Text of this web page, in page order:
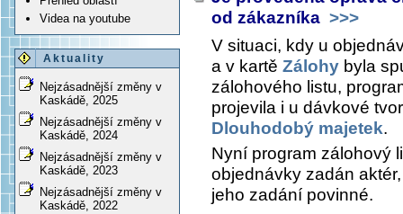
Videa na youtube
Aktuality
Nejzásadnější změny v
Kaskádě, 2025
Nejzásadnější změny v
Kaskádě, 2024
Nejzásadnější změny v
Kaskádě, 2023
Nejzásadnější změny v
Kaskádě, 2022
od zákazníka >>>
V situaci, kdy u
a v kartě Zálohy byla
zálohového listu,
projevila i u dávkové
Dlouhodobý majetek.
Nyní program zálohový
objednávky zadán
jeho zadání povinné.